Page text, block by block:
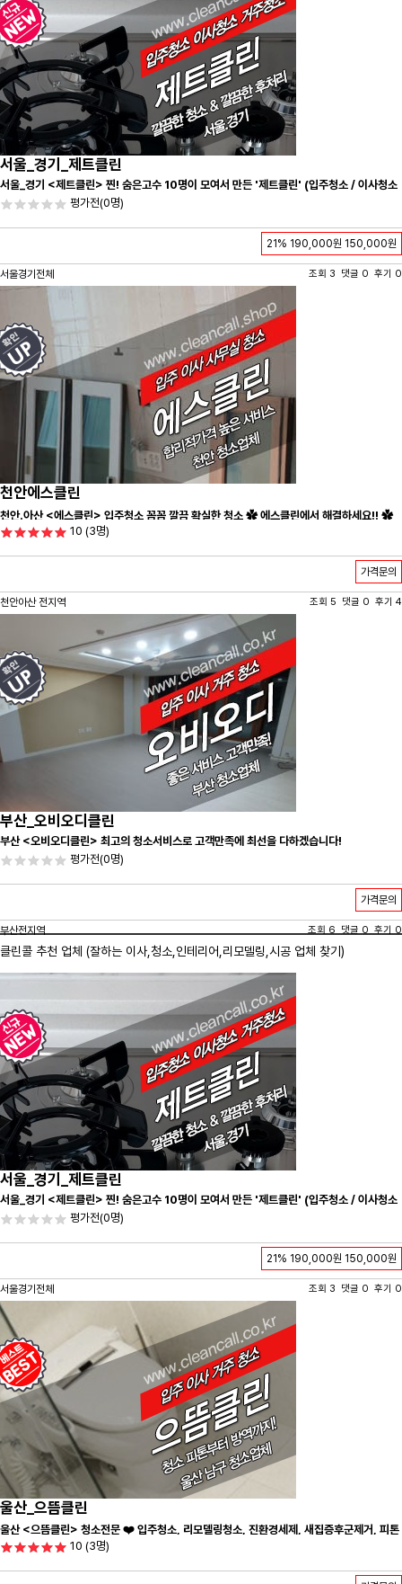
서울_경기_제트클린
서울_경기 <제트클린> 찐! 숨은고수 10명이 모여서 만든 '제트클린' (입주청소 / 이사청소
/ 줄눈시공) 항상 꼼꼼하게 친절하게 응대하겠습니다^-^
평가전(0명)
21% 190,000원 150,000원
서울경기전체 조회 3 댓글 0 후기 0
천안에스클린
천안.아산 <에스클린> 입주청소 꼼꼼 깔끔 확실한 청소 ✿ 에스클린에서 해결하세요!! ✿
10 (3명)
가격문의
천안아산 전지역 조회 5 댓글 0 후기 4
부산_오비오디클린
부산 <오비오디클린> 최고의 청소서비스로 고객만족에 최선을 다하겠습니다!
평가전(0명)
가격문의
부산전지역 조회 6 댓글 0 후기 0
클린콜 추천 업체 (잘하는 이사, 청소 ,인테리어,리모델링,시공 업체 찾기)
서울_경기_제트클린
서울_경기 <제트클린> 찐! 숨은고수 10명이 모여서 만든 '제트클린' (입주청소 / 이사청소
/ 줄눈시공) 항상 꼼꼼하게 친절하게 응대하겠습니다^-^
평가전(0명)
21% 190,000원 150,000원
서울경기전체 조회 3 댓글 0 후기 0
울산_으뜸클린
울산 <으뜸클린> 청소전문 ❤️ 입주청소, 리모델링청소, 진환경세제, 새집증후군제거, 피톤
치드시공 전문 청소 업체 ❤️
10 (3명)